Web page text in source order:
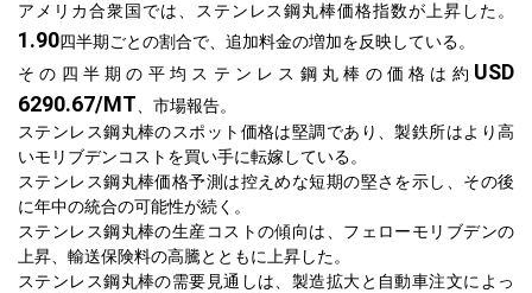
アメリカ合衆国では、ステンレス鋼丸棒価格指数が上昇した。
1.90四半期ごとの割合で、追加料金の増加を反映している。
その四半期の平均ステンレス鋼丸棒の価格は約 USD
6290.67/MT 、市場報告。
ステンレス鋼丸棒のスポット価格は堅調であり、製鉄所はより高
いモリブデンコストを買い手に転嫁している。
ステンレス鋼丸棒価格予測は控えめな短期の堅さを示し、その後
に年中の統合の可能性が続く。
ステンレス鋼丸棒の生産コストの傾向は、フェローモリブデンの
上昇、輸送保険料の高騰とともに上昇した。
ステンレス鋼丸棒の需要見通しは、製造拡大と自動車注文によっ